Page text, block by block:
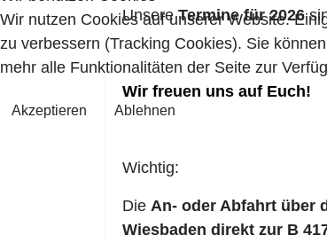
UnsereTermine für 2026
Wir freuen uns auf Euch!
Wichtig:
Die An- oder Abfahrt über
Wiesbaden direkt zur B
Wir nutzen Cookies auf unserer Website.
zu verbessern (Tracking Cookies). Sie
mehr alle Funktionalitäten der Seite zur
Akzeptieren Ablehnen